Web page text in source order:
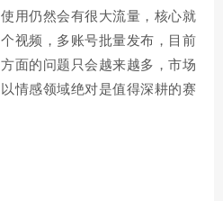
用仍然会有很大流量，核心就
视频，多账号批量发布，目前
面的问题只会越来越多，市场
情感领域绝对是值得深耕的赛